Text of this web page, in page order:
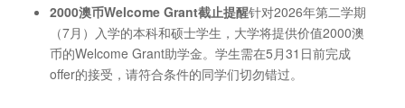
2000澳币Welcome Grant截止提醒针对2026年第二学期
（7月）入学的本科和硕士学生，大学将提供价值2000澳
币的Welcome Grant助学金。学生需在5月31日前完成
offer的接受，请符合条件的同学们切勿错过。